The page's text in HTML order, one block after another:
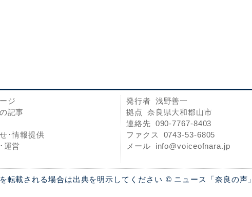
ジ
記事
･情報提供
運営
発行者 浅野善一
拠点
奈良県大和郡山市
連絡先 090-7767-8403
ファクス
0743-53-6805
メール
info@voiceofnara.jp
転載される場合は出典を明示してください ニュース「奈良の声」